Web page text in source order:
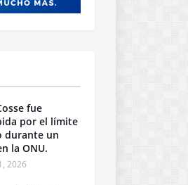
fue
por el límite
durante un
la ONU.
2026